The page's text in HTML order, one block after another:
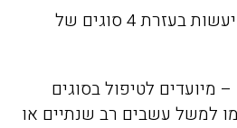
יכול להיעשות בעזרת 4 סוגים של
– מיועדים לטיפול בסוגים
למשל עשבים רב שנתיים או